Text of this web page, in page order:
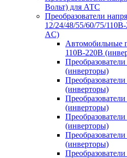
Вольт) для АТС
Преобразователи
12/24/48/55/60/75/
AC)
Автомобильные
110В-220В
(инверторы)
(инверторы)
(инверторы)
(инверторы)
(инверторы)